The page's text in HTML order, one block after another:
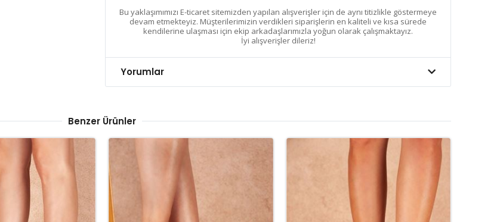
Bu yaklaşımımızı E-ticaret sitemizden yapılan alışverişler için de aynı titizlikle göstermeye
devam etmekteyiz. Müşterilerimizin verdikleri siparişlerin en kaliteli ve kısa sürede
kendilerine ulaşması için ekip arkadaşlarımızla yoğun olarak çalışmaktayız.
İyi alışverişler dileriz!
Yorumlar
Benzer Ürünler